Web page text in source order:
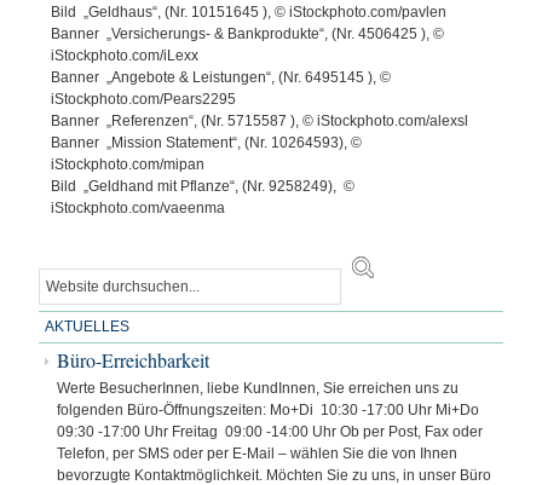
Bild „Geldhaus“, (Nr. 10151645 ), © iStockphoto.com/pavlen
Banner „Versicherungs- & Bankprodukte“, (Nr. 4506425 ), ©
iStockphoto.com/iLexx
Banner „Angebote & Leistungen“, (Nr. 6495145 ), ©
iStockphoto.com/Pears2295
Banner „Referenzen“, (Nr. 5715587 ), © iStockphoto.com/alexsl
Banner „Mission Statement“, (Nr. 10264593), ©
iStockphoto.com/mipan
Bild „Geldhand mit Pflanze“, (Nr. 9258249), ©
iStockphoto.com/vaeenma
AKTUELLES
Büro-Erreichbarkeit
Werte BesucherInnen, liebe KundInnen, Sie erreichen uns zu
folgenden Büro-Öffnungszeiten: Mo+Di 10:30 -17:00 Uhr Mi+Do
09:30 -17:00 Uhr Freitag 09:00 -14:00 Uhr Ob per Post, Fax oder
Telefon, per SMS oder per E-Mail – wählen Sie die von Ihnen
bevorzugte Kontaktmöglichkeit. Möchten Sie zu uns, in unser Büro